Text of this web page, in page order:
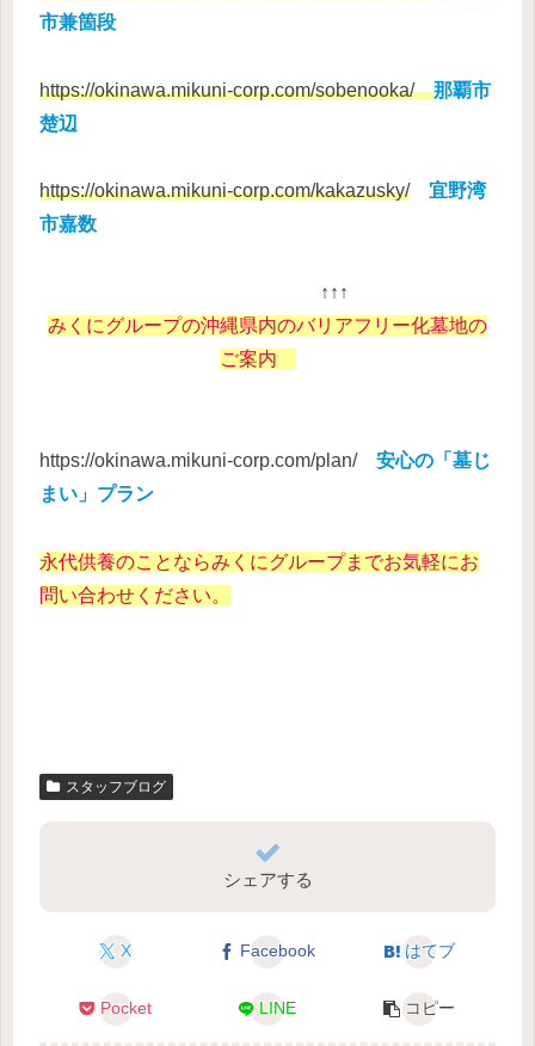
市兼箇段
https://okinawa.mikuni-corp.com/sobenooka/
那覇市
楚辺
https://okinawa.mikuni-corp.com/kakazusky/
宜野湾
市嘉数
↑↑↑
みくにグループの沖縄県内のバリアフリー化墓地の
ご案内
https://okinawa.mikuni-corp.com/plan/
安心の「墓じ
まい」プラン
永代供養のことならみくにグループまでお気軽にお
問い合わせください。
スタッフブログ
シェアする
X Facebook はてブ
Pocket LINE コピー